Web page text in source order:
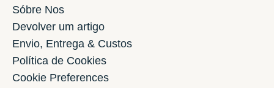
Sóbre Nos
Devolver um artigo
Envio, Entrega & Custos
Política de Cookies
Cookie Preferences